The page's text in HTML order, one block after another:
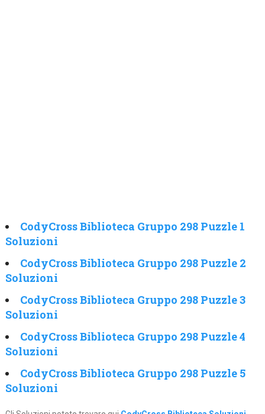
CodyCross Biblioteca Gruppo 298 Puzzle 1
Soluzioni
CodyCross Biblioteca Gruppo 298 Puzzle 2
Soluzioni
CodyCross Biblioteca Gruppo 298 Puzzle 3
Soluzioni
CodyCross Biblioteca Gruppo 298 Puzzle 4
Soluzioni
CodyCross Biblioteca Gruppo 298 Puzzle 5
Soluzioni